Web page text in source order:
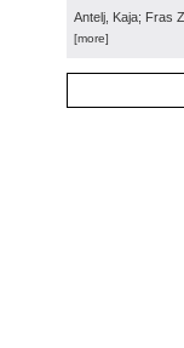
Antelj, Kaja; Fras
[more]